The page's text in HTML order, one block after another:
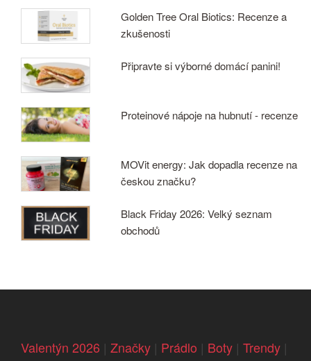
Golden Tree Oral Biotics: Recenze a
zkušenosti
Připravte si výborné domácí panini!
Proteinové nápoje na hubnutí - recenze
MOVit energy: Jak dopadla recenze na
českou značku?
Black Friday 2026: Velký seznam
obchodů
Valentýn 2026 | Značky | Prádlo | Boty | Trendy |